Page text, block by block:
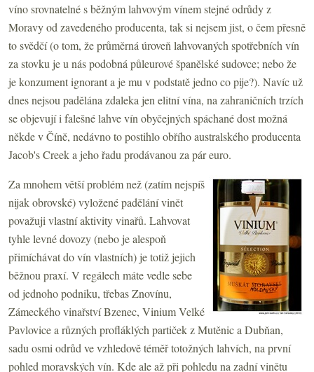
víno srovnatelné s běžným lahvovým vínem stejné odrůdy z
Moravy od zavedeného producenta, tak si nejsem jist, o čem přesně
to svědčí (o tom, že průměrná úroveň lahvovaných spotřebních vín
za stovku je u nás podobná půleurové španělské sudovce; nebo že
je konzument ignorant a je mu v podstatě jedno co pije?). Navíc už
dnes nejsou padělána zdaleka jen elitní vína, na zahraničních trzích
se objevují i falešné lahve vín obyčejných spáchané dost možná
někde v Číně, nedávno to postihlo obřího australského producenta
Jacob's Creek a jeho řadu prodávanou za pár euro.
Za mnohem větší problém než (zatím nejspíš
nijak obrovské) vyložené padělání vinět
považuji vlastní aktivity vinařů. Lahvovat
tyhle levné dovozy (nebo je alespoň
přimíchávat do vín vlastních) je totiž jejich
běžnou praxí. V regálech máte vedle sebe
od jednoho podniku, třebas Znovínu,
Zámeckého vinařství Bzenec, Vinium Velké
Pavlovice a různých profláklých partiček z Mutěnic a Dubňan,
sadu osmi odrůd ve vzhledově téměř totožných lahvích, na první
pohled moravských vín. Kde ale až při pohledu na zadní vinětu